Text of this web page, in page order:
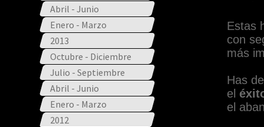
Abril - Junio
Enero - Marzo
2013
Octubre - Diciembre
Julio - Septiembre
Abril - Junio
Enero - Marzo
2012
Estas
con
más
Has
el
el